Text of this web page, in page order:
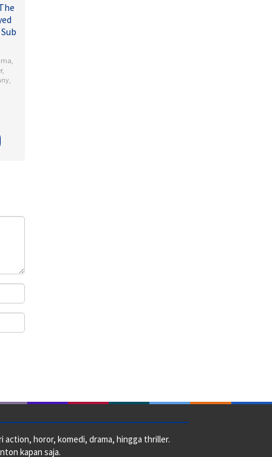
,
horor, komedi, drama, hingga thriller.
kapan saja.